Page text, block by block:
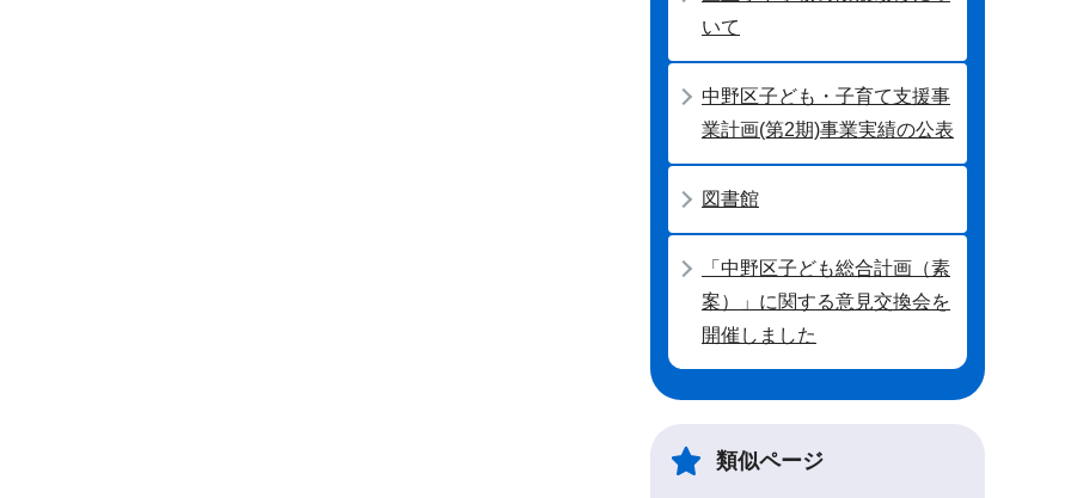
いて
中野区子ども・子育て支援事
業計画(第2期)事業実績の公表
図書館
「中野区子ども総合計画（素
案）」に関する意見交換会を
開催しました
類似ページ